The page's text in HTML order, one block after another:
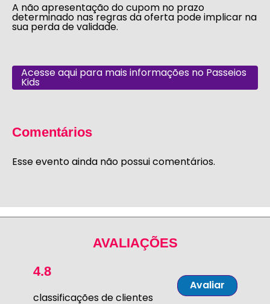
A não apresentação do cupom no prazo
determinado nas regras da oferta pode implicar na
sua perda de validade.
Acesse aqui para mais informações no Passeios
Kids
Comentários
Esse evento ainda não possui comentários.
AVALIAÇÕES
4.8
classificações de clientes
Avaliar